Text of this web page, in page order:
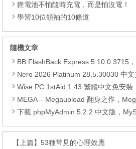
鋰電池不怕隨時充電，而是怕沒電！
學習10位領袖的10條道
隨機文章
BB FlashBack Express 5.10.0.3715，
Nero 2026 Platinum 28.5.30030 中文安裝版，Nero公
Wise PC 1stAid 1.43 繁體中文免安裝
MEGA – Megaupload 翻身之作，
下載 phpMyAdmin 5.2.2 中文版，
【上篇】53種常見的心理效應